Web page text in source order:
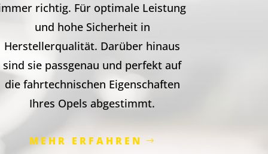
richtig. Für optimale Leistung
und hohe Sicherheit in
Herstellerqualität. Darüber hinaus
sind sie passgenau und perfekt auf
die fahrtechnischen Eigenschaften
Ihres Opels abgestimmt.
MEHR ERFAHREN